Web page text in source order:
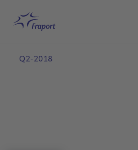
Startseite
Q2-2018